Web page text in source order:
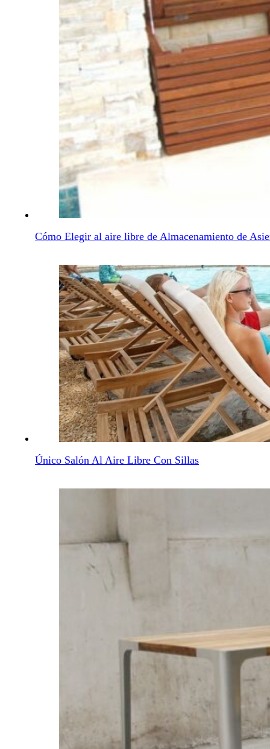
Cómo Elegir al aire libre de Almacenamiento de
Único Salón Al Aire Libre Con Sillas